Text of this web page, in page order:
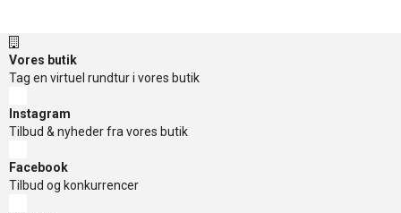
Vores butik
Tag en virtuel rundtur i vores butik
Instagram
Tilbud & nyheder fra vores butik
Facebook
Tilbud og konkurrencer